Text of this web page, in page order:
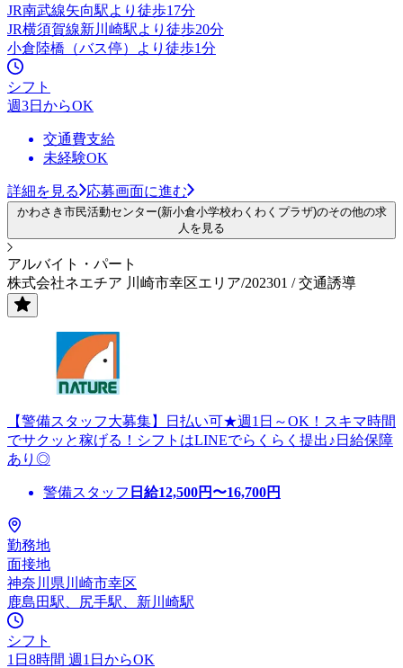
JR南武線矢向駅より徒歩17分
JR横須賀線新川崎駅より徒歩20分
小倉陸橋（バス停）より徒歩1分
シフト
週3日からOK
交通費支給
未経験OK
詳細を見る 応募画面に進む
かわさき市民活動センター(新小倉小学校わくわくプラザ)のその他の求
人を見る
アルバイト・パート
株式会社ネエチア 川崎市幸区エリア/202301 / 交通誘導
【警備スタッフ大募集】日払い可★週1日～OK！スキマ時間
でサクッと稼げる！シフトはLINEでらくらく提出♪日給保障
あり◎
警備スタッフ 日給12,500円〜16,700円
勤務地
面接地
神奈川県川崎市幸区
鹿島田駅、尻手駅、新川崎駅
シフト
1日8時間 週1日からOK